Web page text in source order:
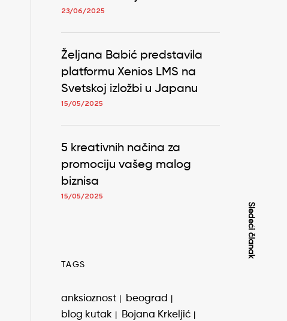
Sledeći članak
23/06/2025
Željana Babić predstavila
platformu Xenios LMS na
Svetskoj izložbi u Japanu
15/05/2025
5 kreativnih načina za
promociju vašeg malog
biznisa
15/05/2025
TAGS
anksioznost
beograd
blog kutak
Bojana Krkeljić